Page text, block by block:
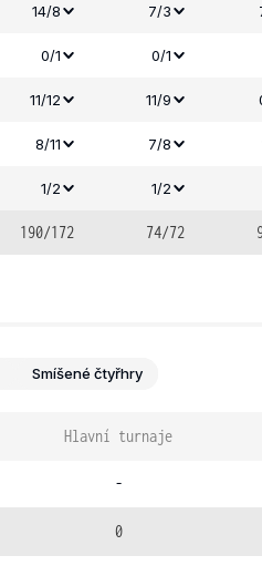
14/8 7/3
0/1 0/1
11/12 11/9
8/11 7/8
1/2 1/2
190/172 74/72
Smíšené čtyřhry
Hlavní turnaje
-
0